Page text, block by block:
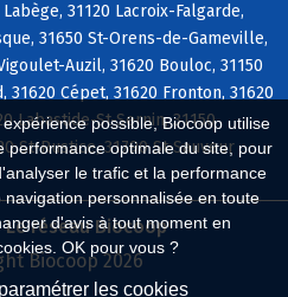
possible, Biocoop utilise
performance optimale du site, pour
le trafic et la performance
personnalisée en toute
d'avis à tout moment en
OK pour vous ?
les cookies
31120 Lacroix-Falgarde,
31650 St-Orens-de-Gameville,
Auzil, 31620 Bouloc, 31150
Cépet, 31620 Fronton, 31620
Labastide-St-Sernin, 31150
St-Rustice, 31790 St-Sauveur
Le réseau Biocoop
Biocoop 2026